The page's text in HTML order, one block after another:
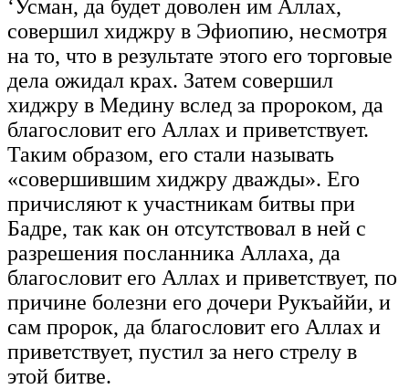
‘Усман, да будет доволен им Аллах,
совершил хиджру в Эфиопию, несмотря
на то, что в результате этого его торговые
дела ожидал крах. Затем совершил
хиджру в Медину вслед за пророком, да
благословит его Аллах и приветствует.
Таким образом, его стали называть
«совершившим хиджру дважды». Его
причисляют к участникам битвы при
Бадре, так как он отсутствовал в ней с
разрешения посланника Аллаха, да
благословит его Аллах и приветствует, по
причине болезни его дочери Рукъаййи, и
сам пророк, да благословит его Аллах и
приветствует, пустил за него стрелу в
этой битве.